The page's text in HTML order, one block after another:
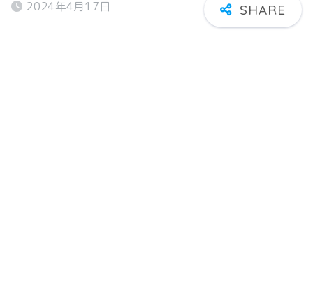
2024年4月17日